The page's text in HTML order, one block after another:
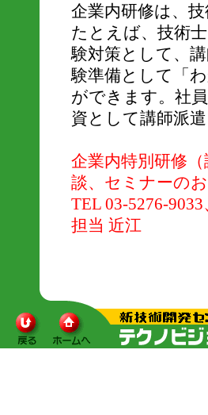
企業内研修は、
たとえば、技術
験対策として、
験準備として「
ができます。社
資として講師派
企業内特別研修
談、セミナーの
TEL 03-5276-
担当 近江